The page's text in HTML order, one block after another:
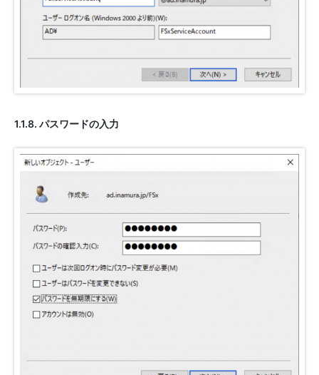
1.1.8. パスワードの入力